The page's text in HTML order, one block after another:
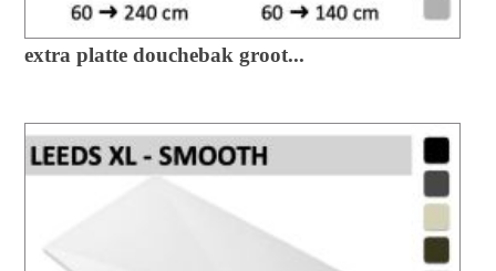
extra platte douchebak groot...